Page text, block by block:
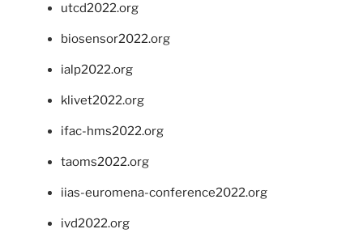
utcd2022.org
biosensor2022.org
ialp2022.org
klivet2022.org
ifac-hms2022.org
taoms2022.org
iias-euromena-conference2022.org
ivd2022.org